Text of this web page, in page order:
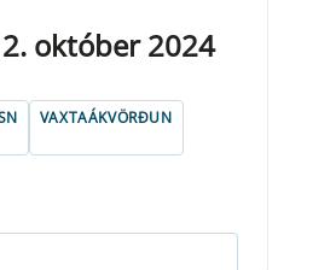
október 2024
VAXTAÁKVÖRÐUN